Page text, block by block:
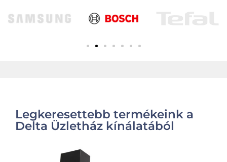
Legkeresettebb termékeink a
Delta Üzletház kínálatából